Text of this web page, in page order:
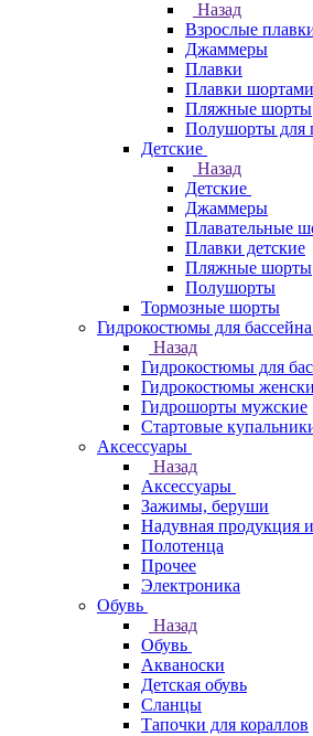
Назад
Взрослые
Джаммеры
Плавки
Плавки шортами
Пляжные шорты
Полушорты для
Детские
Назад
Детские
Джаммеры
Плавательные
Плавки детские
Пляжные шорты
Полушорты
Тормозные шорты
Гидрокостюмы для бассейна
Назад
Гидрокостюмы для
Гидрокостюмы
Гидрошорты мужские
Стартовые
Аксессуары
Назад
Аксессуары
Зажимы, беруши
Надувная продукция
Полотенца
Прочее
Электроника
Обувь
Назад
Обувь
Акваноски
Детская обувь
Сланцы
Тапочки для кораллов